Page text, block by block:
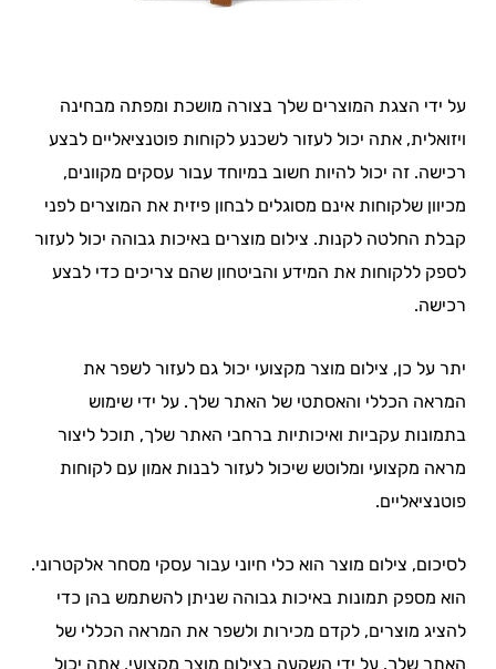
על ידי הצגת המוצרים שלך בצורה מושכת ומפתה מבחינה
ויזואלית, אתה יכול לעזור לשכנע לקוחות פוטנציאליים לבצע
רכישה. זה יכול להיות חשוב במיוחד עבור עסקים מקוונים,
מכיוון שלקוחות אינם מסוגלים לבחון פיזית את המוצרים לפני
קבלת החלטה לקנות. צילום מוצרים באיכות גבוהה יכול לעזור
לספק ללקוחות את המידע והביטחון שהם צריכים כדי לבצע
רכישה.
יתר על כן, צילום מוצר מקצועי יכול גם לעזור לשפר את
המראה הכללי והאסתטי של האתר שלך. על ידי שימוש
בתמונות עקביות ואיכותיות ברחבי האתר שלך, תוכל ליצור
מראה מקצועי ומלוטש שיכול לעזור לבנות אמון עם לקוחות
פוטנציאליים.
לסיכום, צילום מוצר הוא כלי חיוני עבור עסקי מסחר אלקטרוני.
הוא מספק תמונות באיכות גבוהה שניתן להשתמש בהן כדי
להציג מוצרים, לקדם מכירות ולשפר את המראה הכללי של
האתר שלך. על ידי השקעה בצילום מוצר מקצועי, אתה יכול